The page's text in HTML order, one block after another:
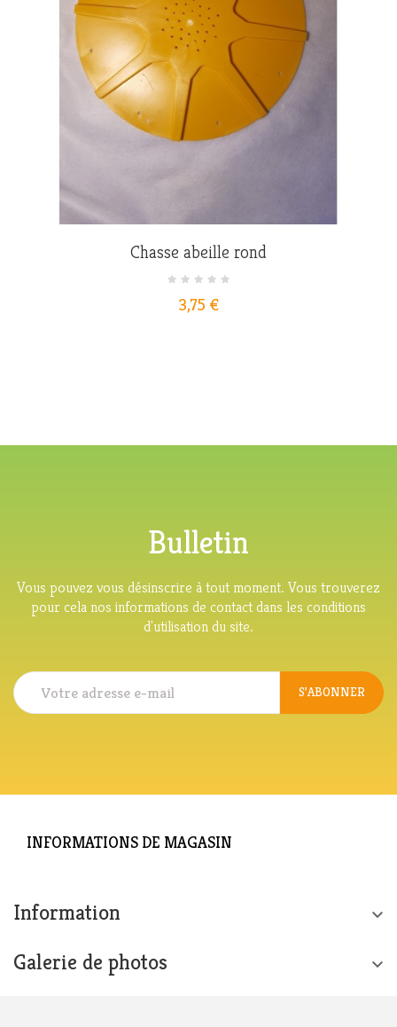
Chasse abeille rond
Prix
3,75 €
Bulletin
Vous pouvez vous désinscrire à tout moment. Vous trouverez
pour cela nos informations de contact dans les conditions
d'utilisation du site.
S’ABONNER
INFORMATIONS DE MAGASIN
Information 
Galerie de photos 